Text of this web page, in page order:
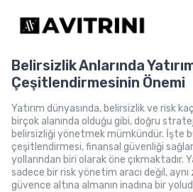
Belirsizlik Anlarında
Çeşitlendirmesinin Önemi
Yatırım dünyasında, belirsizlik ve risk
birçok alanında olduğu gibi, doğru
belirsizliği yönetmek mümkündür. İşte
çeşitlendirmesi, finansal güvenliği
yollarından biri olarak öne çıkmaktadır.
sadece bir risk yönetim aracı değil,
güvence altına almanın inadına bir